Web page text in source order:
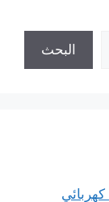
البحث
كهربائي